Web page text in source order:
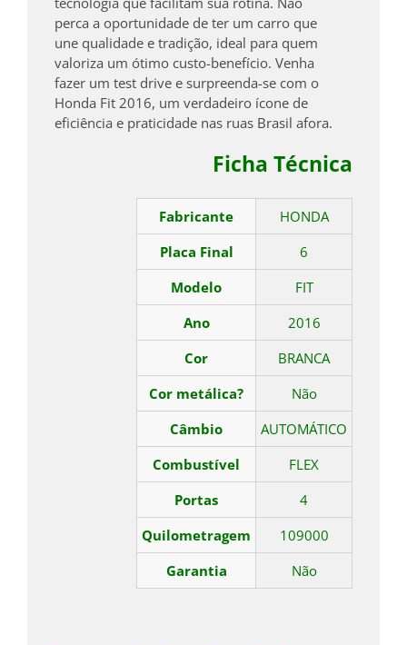
perca a oportunidade de ter um carro que
une qualidade e tradição, ideal para quem
valoriza um ótimo custo-benefício. Venha
fazer um test drive e surpreenda-se com o
Honda Fit 2016, um verdadeiro ícone de
eficiência e praticidade nas ruas Brasil afora.
Ficha Técnica
Fabricante
HONDA
Placa Final
6
Modelo
FIT
Ano
2016
Cor
BRANCA
Cor metálica?
Não
Câmbio
AUTOMÁTICO
Combustível
FLEX
Portas
4
Quilometragem
109000
Garantia
Não